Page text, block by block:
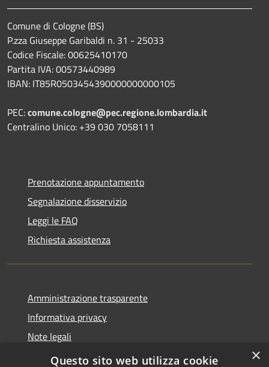
Comune di Cologne (BS)
P.zza Giuseppe Garibaldi n. 31 - 25033
Codice Fiscale: 00625410170
Partita IVA: 00573440989
IBAN: IT85R0503454390000000000105
PEC:comune.cologne@pec.regione.lombardia.it
Centralino Unico: +39 030 7058111
Prenotazione appuntamento
Segnalazione disservizio
Leggi le FAQ
Richiesta assistenza
Amministrazione trasparente
Informativa privacy
Note legali
Dichiarazione di accessibilità
×
Questo sito web utilizza cookie